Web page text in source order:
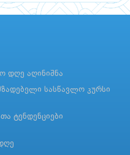
დღე აღინიშნა
სასწავლო კურსი
ტენდენციები